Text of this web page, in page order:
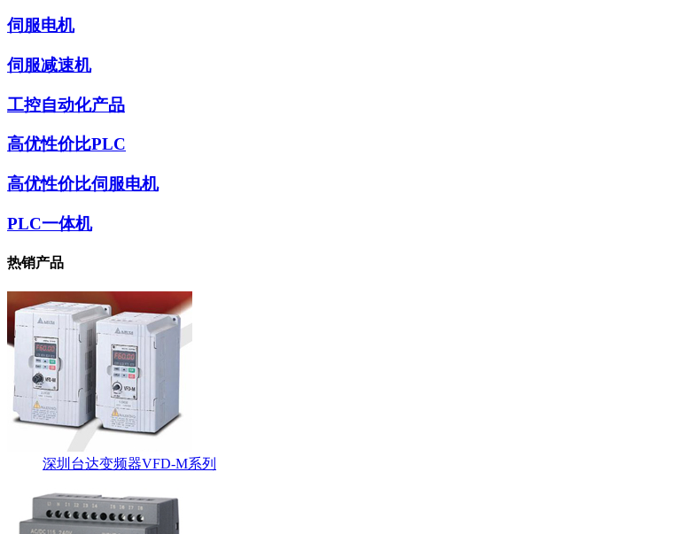
伺服电机
伺服减速机
工控自动化产品
高优性价比PLC
高优性价比伺服电机
PLC一体机
热销产品
深圳台达变频器VFD-M系列